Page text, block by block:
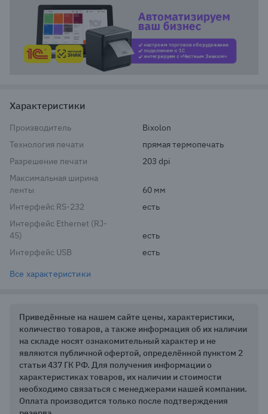
Характеристики
Производитель
Bixolon
Технология печати
прямая термопечать
Разрешение печати
203 dpi
Максимальная ширина
ленты
60 мм
Интерфейс RS-232
есть
Интерфейс Ethernet (RJ-
45)
есть
Интерфейс USB
есть
Все характеристики
Приведённые на нашем сайте цены, характеристики,
количество товаров, а также информация об их наличии
на складе носят ознакомительный характер и не
являются публичной офертой, определённой пунктом 2
статьи 437 ГК РФ. Для получения информации о
характеристиках товаров, их наличии и стоимости
необходимо связаться с менеджерами нашей компании.
Оплата производится только после подтверждения